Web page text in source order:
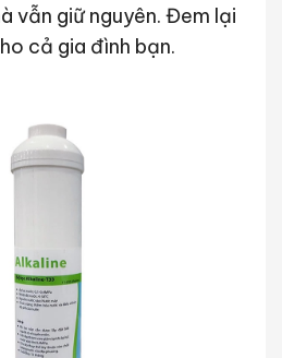
vẫn giữ nguyên. Đem lại
cả gia đình bạn.